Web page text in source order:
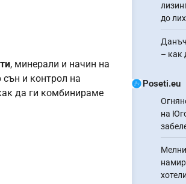
, минерали и начин на
сън и контрол на
да ги комбинираме
до
– как
Poseti.eu
на
хотели